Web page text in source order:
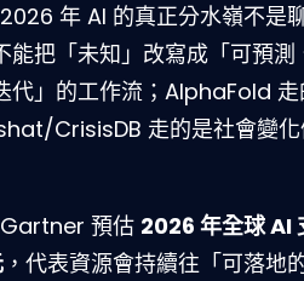
2026 年 AI 的真正分水嶺不是
能把「未知」改寫成「可預測
代」的工作流；AlphaFold
CrisisDB 走的是社會變
Gartner 預估 2026 年全球 AI
，代表資源會持續往「可落地